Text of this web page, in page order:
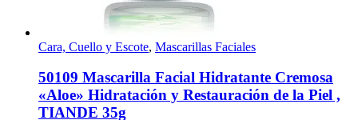
Cara, Cuello y Escote, Mascarillas Faciales
50109 Mascarilla Facial Hidratante Cremosa
«Aloe» Hidratación y Restauración de la Piel ,
TIANDE 35g